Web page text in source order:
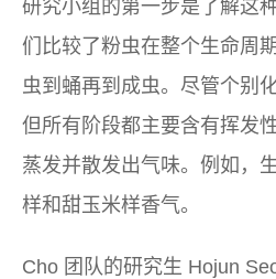
研究小组的第一步是了解这
们比较了粉虫在整个生命周
虫到蛹再到成虫。尽管个别
但所有阶段都主要含有挥发
蒸发并散发出气味。例如，
样和甜玉米样香气。
Cho 团队的研究生 Hojun